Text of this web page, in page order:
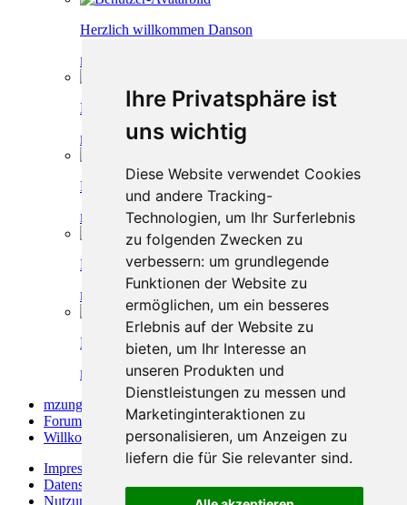
Ihre Privatsphäre ist
uns wichtig
Diese Website verwendet Cookies
und andere Tracking-
Technologien, um Ihr Surferlebnis
zu folgenden Zwecken zu
verbessern: um grundlegende
Funktionen der Website zu
ermöglichen, um ein besseres
Erlebnis auf der Website zu
bieten, um Ihr Interesse an
unseren Produkten und
Dienstleistungen zu messen und
Marketinginteraktionen zu
personalisieren, um Anzeigen zu
liefern die für Sie relevanter sind.
Herzlich willkommen Danson
Mzungu
Herzlich willkommen Hornbill
Mzungu -31. Oktober 2018, 13:43
Herzlich willkommen Yankee62
Mzungu -24. Oktober 2018, 19:57 -Willkommen
Herzlich willkommen Charly1959
Mzungu 30. September 2018, 16:05 -
Herzlich willkommen food-safari
Mzungu -15. September 2018, 00:49- Willkommen
mzungu.info
Forum
Willkommen
»
Impressum
Datenschutzerklärung
Nutzungsbedingungen